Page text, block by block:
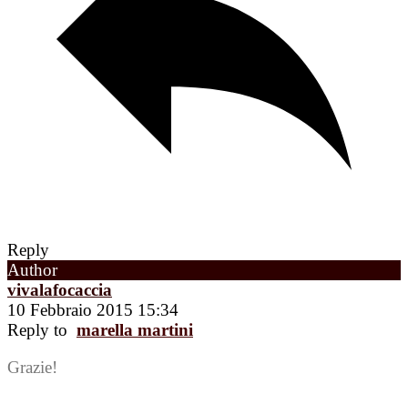
Reply
Author
vivalafocaccia
10 Febbraio 2015 15:34
Reply to marella martini
Grazie!